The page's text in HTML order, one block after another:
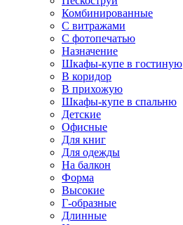
Комбинированные
С витражами
С фотопечатью
Назначение
Шкафы-купе в гостиную
В коридор
В прихожую
Шкафы-купе в спальню
Детские
Офисные
Для книг
Для одежды
На балкон
Форма
Высокие
Г-образные
Длинные